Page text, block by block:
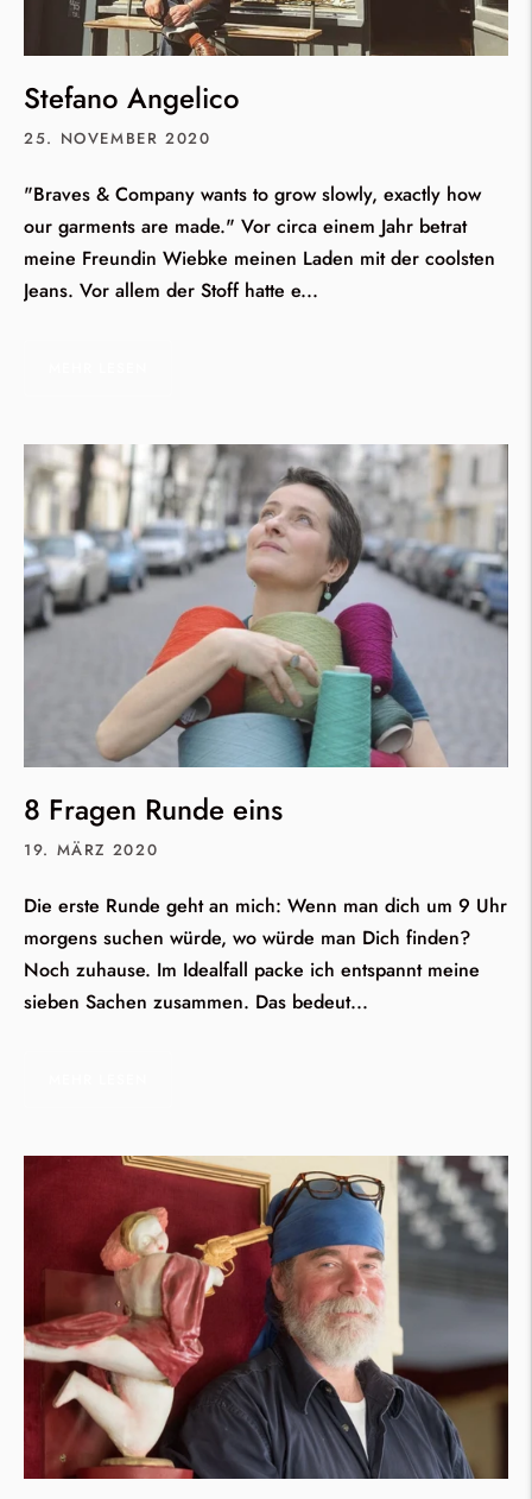
Stefano Angelico
25. NOVEMBER 2020
"Braves & Company wants to grow slowly, exactly how
our garments are made." Vor circa einem Jahr betrat
meine Freundin Wiebke meinen Laden mit der coolsten
Jeans. Vor allem der Stoff hatte e...
8 Fragen Runde eins
19. MÄRZ 2020
Die erste Runde geht an mich: Wenn man dich um 9 Uhr
morgens suchen würde, wo würde man Dich finden?
Noch zuhause. Im Idealfall packe ich entspannt meine
sieben Sachen zusammen. Das bedeut...